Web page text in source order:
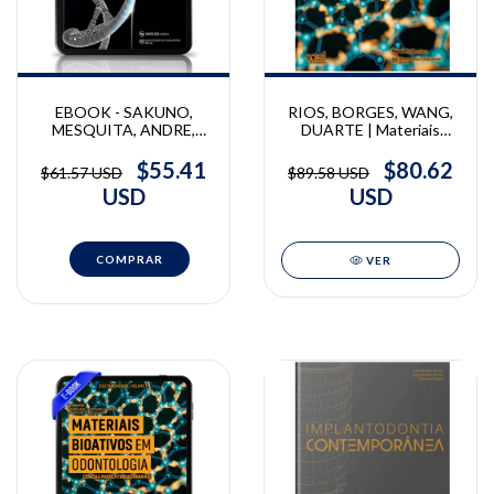
EBOOK - SAKUNO,
MESQUITA, ANDRE,
DUARTE |
Implantodontia Digital -
Ciência e Arte
$61.57 USD
$55.41
USD
RIOS, BORGES, WANG,
DUARTE | Materiais
Odontologia | Daniela
Rios, Alessandra B.
Borges, Linda Wang,
$89.58 USD
$80.62
USD
VER